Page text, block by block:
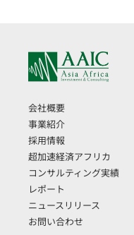
会社概要
事業紹介
採用情報
超加速経済アフリカ
コンサルティング実績
レポート
ニュースリリース
お問い合わせ